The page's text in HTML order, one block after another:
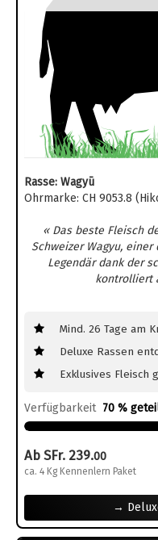
Rasse: Wagyū
Ohrmarke: CH 9053.8
« Das beste Fleisch
Schweizer Wagyu,
Legendär dank der
kontrolliert
Mind. 26 Tage am
Deluxe Rassen
Exklusives Fleisch
Verfügbarkeit 70 %
Ab SFr. 239.00
ca. 4 Kg Kennenlern Paket
→